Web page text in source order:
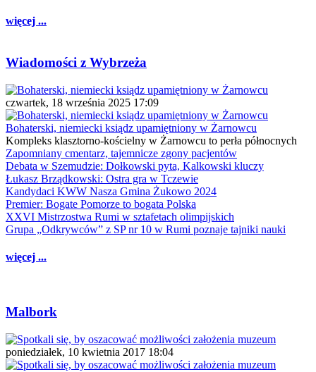
więcej ...
Wiadomości z Wybrzeża
czwartek, 18 września 2025 17:09
Bohaterski, niemiecki ksiądz upamiętniony w Żarnowcu
Kompleks klasztorno-kościelny w Żarnowcu to perła północnych
Zapomniany cmentarz, tajemnicze zgony pacjentów
Debata w Szemudzie: Dołkowski pyta, Kalkowski kluczy
Łukasz Brządkowski: Ostra gra w Tczewie
Kandydaci KWW Nasza Gmina Żukowo 2024
Premier: Bogate Pomorze to bogata Polska
XXVI Mistrzostwa Rumi w sztafetach olimpijskich
Grupa „Odkrywców” z SP nr 10 w Rumi poznaje tajniki nauki
więcej ...
Malbork
poniedziałek, 10 kwietnia 2017 18:04